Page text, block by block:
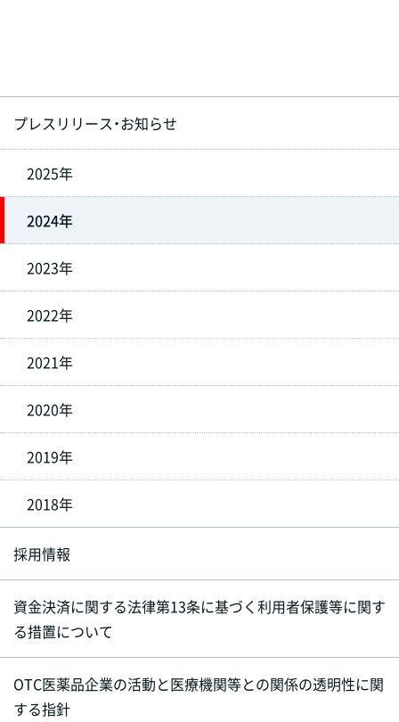
プレスリリース・お知らせ
2025年
2024年
2023年
2022年
2021年
2020年
2019年
2018年
採用情報
資金決済に関する法律第13条に基づく利用者保護等に関す
る措置について
OTC医薬品企業の活動と医療機関等との関係の透明性に関
する指針